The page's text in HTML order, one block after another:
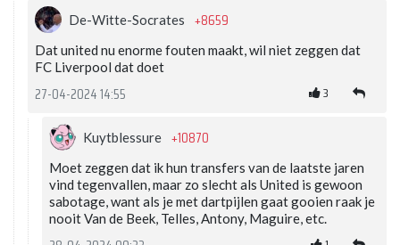
De-Witte-Socrates +8659
Dat united nu enorme fouten maakt, wil niet zeggen dat
FC Liverpool dat doet
27-04-2024 14:55 3
Kuytblessure +10870
Moet zeggen dat ik hun transfers van de laatste jaren
vind tegenvallen, maar zo slecht als United is gewoon
sabotage, want als je met dartpijlen gaat gooien raak je
nooit Van de Beek, Telles, Antony, Maguire, etc.